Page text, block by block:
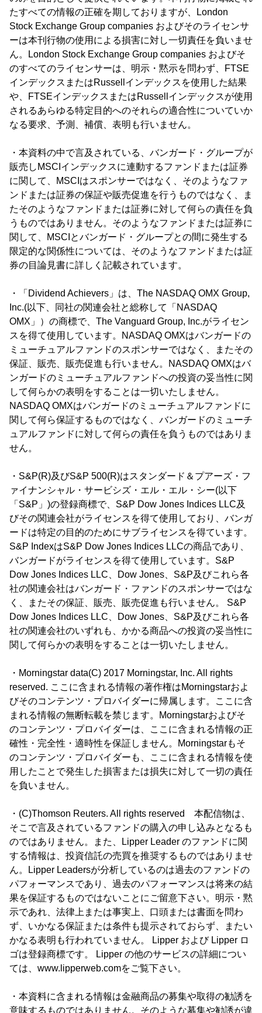
たすべての情報の正確を期しておりますが、London
Stock Exchange Group companies およびそのライセンサ
ーは本刊行物の使用による損害に対し一切責任を負いませ
ん。London Stock Exchange Group companies およびそ
のすべてのライセンサーは、明示・黙示を問わず、FTSE
インデックスまたはRussellインデックスを使用した結果
や、FTSEインデックスまたはRussellインデックスが使用
されるあらゆる特定目的へのそれらの適合性についていか
なる要求、予測、補償、表明も行いません。
・本資料の中で言及されている、バンガード・グループが
販売しMSCIインデックスに連動するファンドまたは証券
に関して、MSCIはスポンサーではなく、そのようなファ
ンドまたは証券の保証や販売促進を行うものではなく、ま
たそのようなファンドまたは証券に対して何らの責任を負
うものではありません。そのようなファンドまたは証券に
関して、MSCIとバンガード・グループとの間に発生する
限定的な関係性については、そのようなファンドまたは証
券の目論見書に詳しく記載されています。
・「Dividend Achievers」は、The NASDAQ OMX Group,
Inc.(以下、同社の関連会社と総称して「NASDAQ
OMX」）の商標で、The Vanguard Group, Inc.がライセン
スを得て使用しています。NASDAQ OMXはバンガードの
ミューチュアルファンドのスポンサーではなく、またその
保証、販売、販売促進も行いません。NASDAQ OMXはバ
ンガードのミューチュアルファンドへの投資の妥当性に関
して何らかの表明をすることは一切いたしません。
NASDAQ OMXはバンガードのミューチュアルファンドに
関して何ら保証するものではなく、バンガードのミューチ
ュアルファンドに対して何らの責任を負うものではありま
せん。
・S&P(R)及びS&P 500(R)はスタンダード＆プアーズ・フ
ァイナンシャル・サービシズ・エル・エル・シー(以下
「S&P」)の登録商標で、S&P Dow Jones Indices LLC及
びその関連会社がライセンスを得て使用しており、バンガ
ードは特定の目的のためにサブライセンスを得ています。
S&P IndexはS&P Dow Jones Indices LLCの商品であり、
バンガードがライセンスを得て使用しています。S&P
Dow Jones Indices LLC、Dow Jones、S&P及びこれら各
社の関連会社はバンガード・ファンドのスポンサーではな
く、またその保証、販売、販売促進も行いません。 S&P
Dow Jones Indices LLC、Dow Jones、S&P及びこれら各
社の関連会社のいずれも、かかる商品への投資の妥当性に
関して何らかの表明をすることは一切いたしません。
・Morningstar data(C) 2017 Morningstar, Inc. All rights
reserved. ここに含まれる情報の著作権はMorningstarおよ
びそのコンテンツ・プロバイダーに帰属します。ここに含
まれる情報の無断転載を禁じます。Morningstarおよびそ
のコンテンツ・プロバイダーは、ここに含まれる情報の正
確性・完全性・適時性を保証しません。Morningstarもそ
のコンテンツ・プロバイダーも、ここに含まれる情報を使
用したことで発生した損害または損失に対して一切の責任
を負いません。
・(C)Thomson Reuters. All rights reserved 本配信物は、
そこで言及されているファンドの購入の申し込みとなるも
のではありません。また、Lipper Leader のファンドに関
する情報は、投資信託の売買を推奨するものではありませ
ん。Lipper Leadersが分析しているのは過去のファンドの
パフォーマンスであり、過去のパフォーマンスは将来の結
果を保証するものではないことにご留意下さい。明示・黙
示であれ、法律上または事実上、口頭または書面を問わ
ず、いかなる保証または条件も提示されておらず、またい
かなる表明も行われていません。 Lipper および Lipper ロ
ゴは登録商標です。 Lipper の他のサービスの詳細につい
ては、www.lipperweb.comをご覧下さい。
・本資料に含まれる情報は金融商品の募集や取得の勧誘を
意味するものではありません。そのような募集や勧誘が違